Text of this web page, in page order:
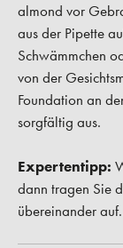
almond vor
aus der Pipette
Schwämmchen
von der
Foundation an
sorgfältig aus.
Expertentipp:
dann tragen Sie
übereinander auf.